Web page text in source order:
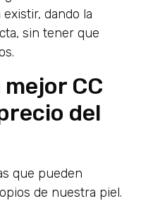
dando la
sin tener que
CC
del
que pueden
de nuestra piel.